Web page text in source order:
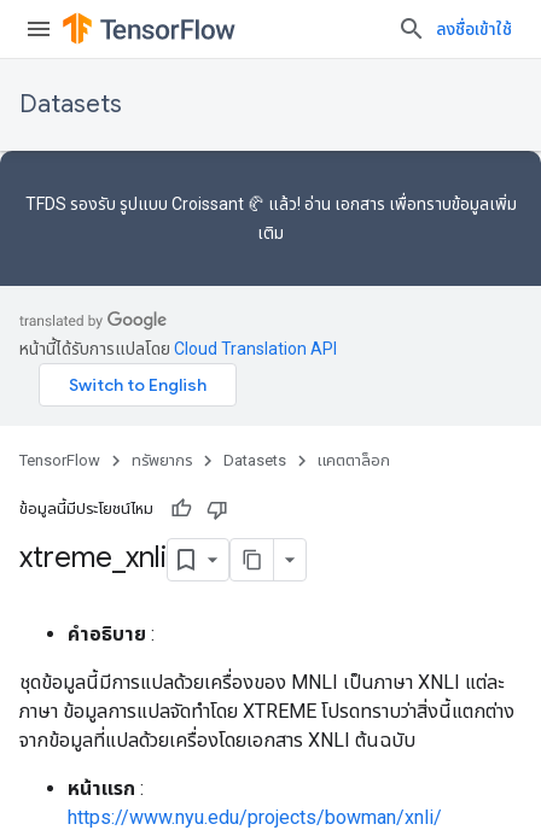
ลงชื่อเข้าใช้
Datasets
TFDS รองรับ รูปแบบ Croissant 🥐 แล้ว! อ่าน เอกสาร เพื่อทราบข้อมูลเพิ่ม
เติม
หน้านี้ได้รับการแปลโดย Cloud Translation API
TensorFlow ทรัพยากร Datasets แคตตาล็อก
ข้อมูลนี้มีประโยชน์ไหม
xtreme xnli
คำอธิบาย :
ชุดข้อมูลนี้มีการแปลด้วยเครื่องของ MNLI เป็นภาษา XNLI แต่ละ
ภาษา ข้อมูลการแปลจัดทำโดย XTREME โปรดทราบว่าสิ่งนี้แตกต่าง
จากข้อมูลที่แปลด้วยเครื่องโดยเอกสาร XNLI ต้นฉบับ
หน้าแรก :
https://www.nyu.edu/projects/bowman/xnli/